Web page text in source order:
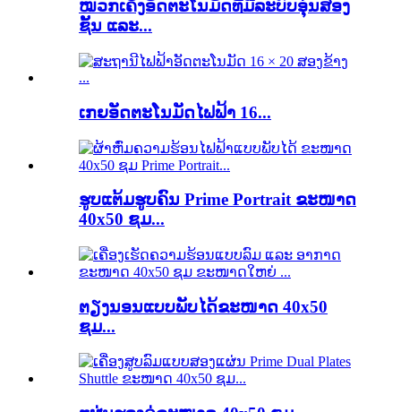
ໝວກເຄິ່ງອັດຕະໂນມັດທີ່ມີລະບົບອຸ່ນສອງ
ຊັ້ນ ແລະ...
ເກຍອັດຕະໂນມັດໄຟຟ້າ 16...
ຮູບແຕ້ມຮູບຄົນ Prime Portrait ຂະໜາດ
40x50 ຊມ...
ຕຽງນອນແບບພັບໄດ້ຂະໜາດ 40x50
ຊມ...